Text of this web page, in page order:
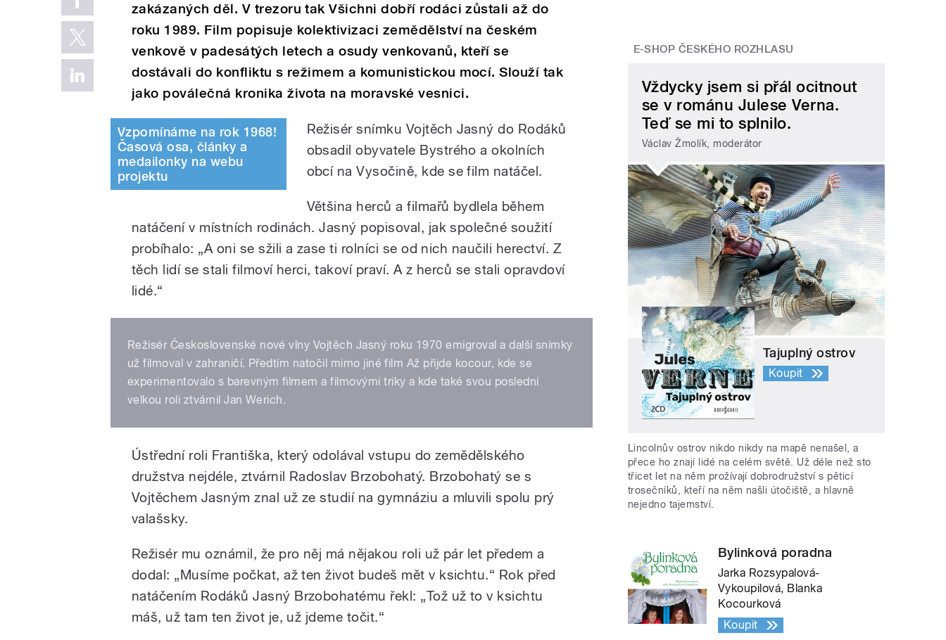
zakázaných děl. V trezoru tak Všichni dobří rodáci zůstali až do
roku 1989. Film popisuje kolektivizaci zemědělství na českém
venkově v padesátých letech a osudy venkovanů, kteří se
dostávali do konfliktu s režimem a komunistickou mocí. Slouží tak
jako poválečná kronika života na moravské vesnici.
Vzpomínáme na rok 1968!
Časová osa, články a
medailonky na webu
projektu
Režisér snímku Vojtěch Jasný do Rodáků
obsadil obyvatele Bystrého a okolních
obcí na Vysočině, kde se film natáčel.
Většina herců a filmařů bydlela během
natáčení v místních rodinách. Jasný popisoval, jak společné soužití
probíhalo: „A oni se sžili a zase ti rolníci se od nich naučili herectví. Z
těch lidí se stali filmoví herci, takoví praví. A z herců se stali opravdoví
lidé.“
Režisér Československé nové vlny Vojtěch Jasný roku 1970 emigroval a další snímky
už filmoval v zahraničí. Předtím natočil mimo jiné film Až přijde kocour, kde se
experimentovalo s barevným filmem a filmovými triky a kde také svou poslední
velkou roli ztvárnil Jan Werich.
Ústřední roli Františka, který odolával vstupu do zemědělského
družstva nejdéle, ztvárnil Radoslav Brzobohatý. Brzobohatý se s
Vojtěchem Jasným znal už ze studií na gymnáziu a mluvili spolu prý
valašsky.
Režisér mu oznámil, že pro něj má nějakou roli už pár let předem a
dodal: „Musíme počkat, až ten život budeš mět v ksichtu.“ Rok před
natáčením Rodáků Jasný Brzobohatému řekl: „Tož už to v ksichtu
máš, už tam ten život je, už jdeme točit.“
E-SHOP ČESKÉHO ROZHLASU
Vždycky jsem si přál ocitnout
se v románu Julese Verna.
Teď se mi to splnilo.
Václav Žmolík, moderátor
Tajuplný ostrov
Koupit
Lincolnův ostrov nikdo nikdy na mapě nenašel, a
přece ho znají lidé na celém světě. Už déle než sto
třicet let na něm prožívají dobrodružství s pěticí
trosečníků, kteří na něm našli útočiště, a hlavně
nejedno tajemství.
Bylinková poradna
Jarka Rozsypalová-
Vykoupilová, Blanka
Kocourková
Koupit